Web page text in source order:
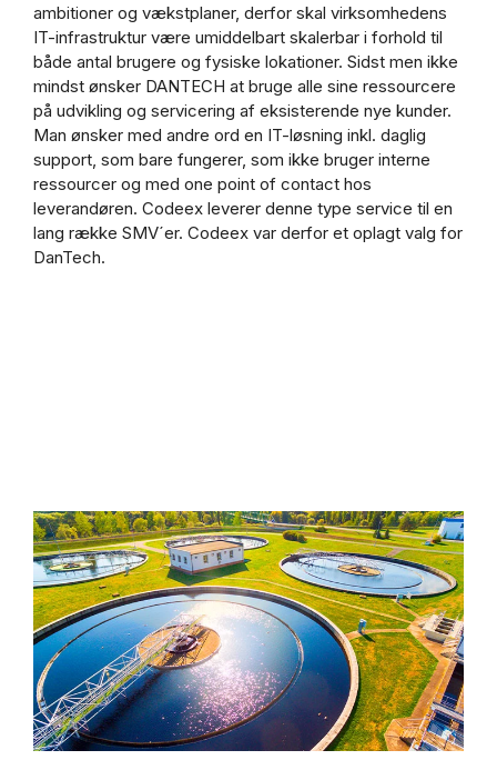
ambitioner og vækstplaner, derfor skal virksomhedens
IT-infrastruktur være umiddelbart skalerbar i forhold til
både antal brugere og fysiske lokationer. Sidst men ikke
mindst ønsker DANTECH at bruge alle sine ressourcere
på udvikling og servicering af eksisterende nye kunder.
Man ønsker med andre ord en IT-løsning inkl. daglig
support, som bare fungerer, som ikke bruger interne
ressourcer og med one point of contact hos
leverandøren. Codeex leverer denne type service til en
lang række SMV´er. Codeex var derfor et oplagt valg for
DanTech.